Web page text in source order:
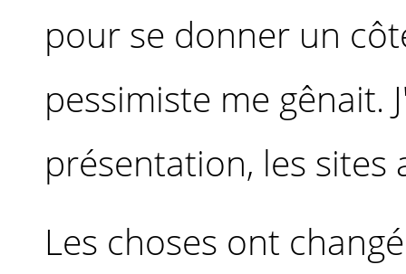
pour se donner un
pessimiste me gênait.
présentation, les sites
Les choses ont